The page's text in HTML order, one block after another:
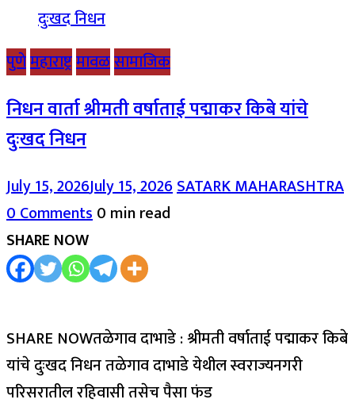
पुणेमहाराष्ट्रमावळसामाजिक
निधन वार्ता श्रीमती वर्षाताई पद्माकर किबे यांचे
दुःखद निधन
July 15, 2026July 15, 2026SATARK MAHARASHTRA
0 Comments0 min read
SHARE NOW
SHARE NOWतळेगाव दाभाडे : श्रीमती वर्षाताई पद्माकर किबे
यांचे दुःखद निधन तळेगाव दाभाडे येथील स्वराज्यनगरी
परिसरातील रहिवासी तसेच पैसा फंड